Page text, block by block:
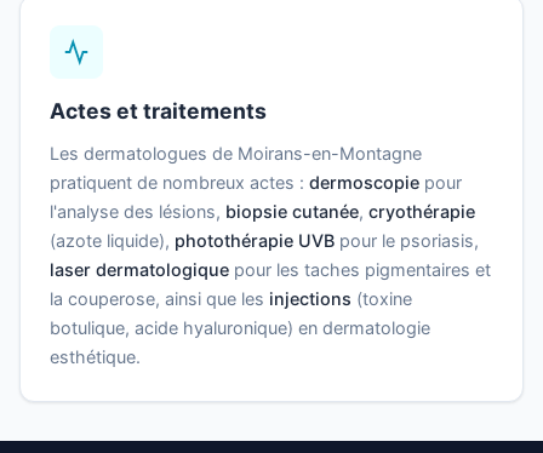
Actes et traitements
Les dermatologues de Moirans-en-Montagne
pratiquent de nombreux actes : dermoscopie pour
l'analyse des lésions, biopsie cutanée, cryothérapie
(azote liquide), photothérapie UVB pour le psoriasis,
laser dermatologique pour les taches pigmentaires et
la couperose, ainsi que les injections (toxine
botulique, acide hyaluronique) en dermatologie
esthétique.